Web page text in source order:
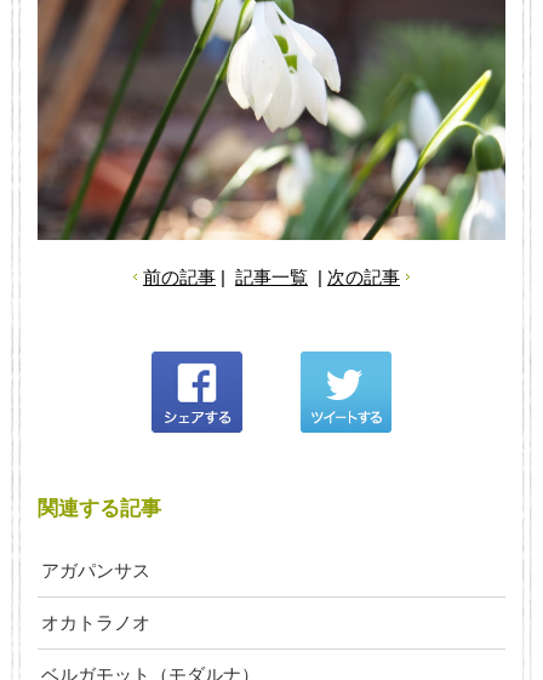
前の記事| 記事一覧| 次の記事
関連する記事
アガパンサス
オカトラノオ
ベルガモット（モダルナ）